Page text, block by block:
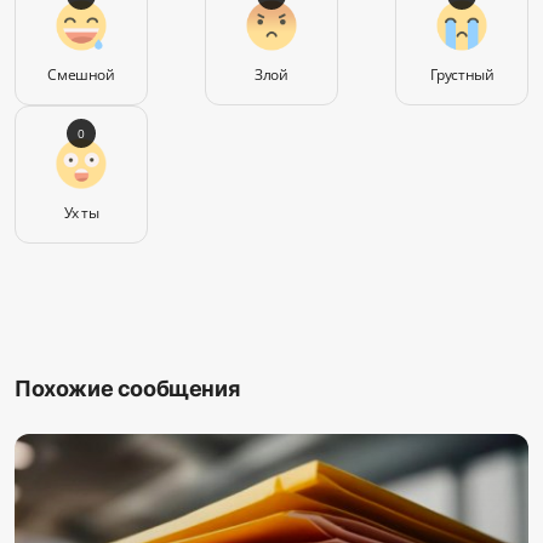
Смешной Злой Грустный
Ух ты
0
Похожие сообщения